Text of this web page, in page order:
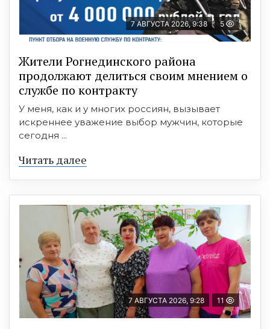
7 АВГУСТА 2026, 9:38 5
Жители Рогнединского района
продолжают делиться своим мнением о
службе по контракту
У меня, как и у многих россиян, вызывает
искреннее уважение выбор мужчин, которые
сегодня ...
Читать далее
7 АВГУСТА 2026, 9:28 11